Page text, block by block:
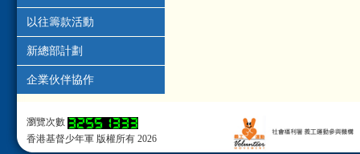
以往籌款活動
新總部計劃
企業伙伴協作
瀏覽次數
香港基督少年軍 版權所有 2026